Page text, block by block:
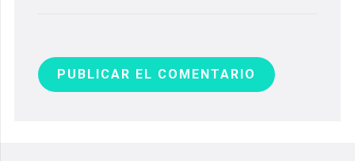
PUBLICAR EL COMENTARIO